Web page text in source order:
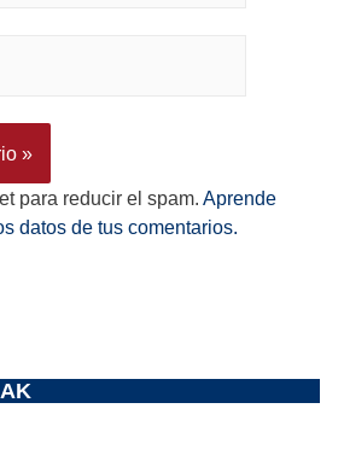
para reducir el spam. Aprende
datos de tus comentarios.